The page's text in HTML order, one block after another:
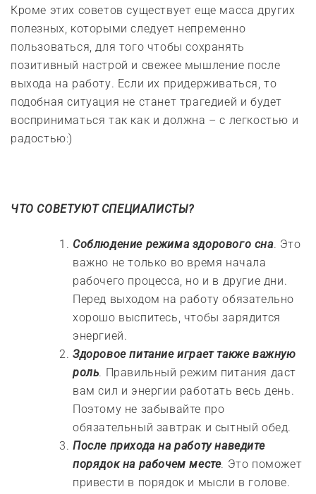
Кроме этих советов существует еще масса других
полезных, которыми следует непременно
пользоваться, для того чтобы сохранять
позитивный настрой и свежее мышление после
выхода на работу. Если их придерживаться, то
подобная ситуация не станет трагедией и будет
восприниматься так как и должна – с легкостью и
радостью:)
ЧТО СОВЕТУЮТ СПЕЦИАЛИСТЫ?
Соблюдение режима здорового сна. Это
важно не только во время начала
рабочего процесса, но и в другие дни.
Перед выходом на работу обязательно
хорошо выспитесь, чтобы зарядится
энергией.
Здоровое питание играет также важную
роль. Правильный режим питания даст
вам сил и энергии работать весь день.
Поэтому не забывайте про
обязательный завтрак и сытный обед.
После прихода на работу наведите
порядок на рабочем месте. Это поможет
привести в порядок и мысли в голове.